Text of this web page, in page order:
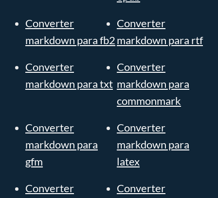
Converter
markdown para fb2
Converter
markdown para rtf
Converter
markdown para txt
Converter
markdown para
commonmark
Converter
markdown para
gfm
Converter
markdown para
latex
Converter
Converter